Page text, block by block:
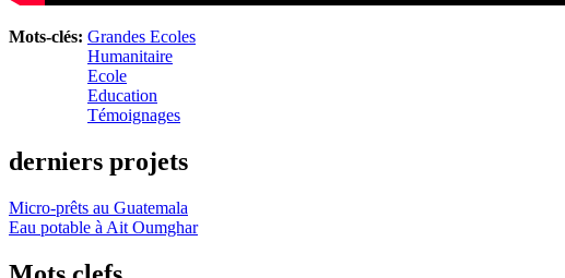
Mots-clés: Grandes Ecoles
Humanitaire
Ecole
Education
Témoignages
derniers projets
Micro-prêts au Guatemala
Eau potable à Ait Oumghar